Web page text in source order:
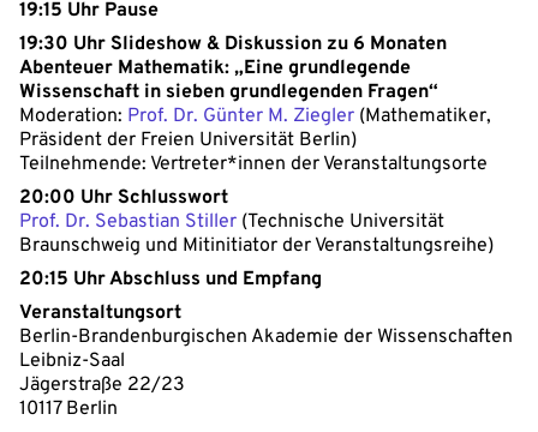
19:15 Uhr Pause
19:30 Uhr Slideshow & Diskussion zu 6 Monaten
Abenteuer Mathematik: „Eine grundlegende
Wissenschaft in sieben grundlegenden Fragen“
Moderation: Prof. Dr. Günter M. Ziegler (Mathematiker,
Präsident der Freien Universität Berlin)
Teilnehmende: Vertreter*innen der Veranstaltungsorte
20:00 Uhr Schlusswort
Prof. Dr. Sebastian Stiller (Technische Universität
Braunschweig und Mitinitiator der Veranstaltungsreihe)
20:15 Uhr Abschluss und Empfang
Veranstaltungsort
Berlin-Brandenburgischen Akademie der Wissenschaften
Leibniz-Saal
Jägerstraße 22/23
10117 Berlin